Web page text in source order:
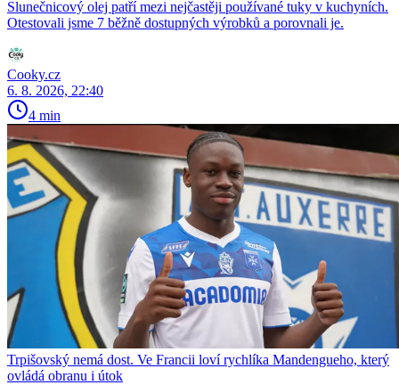
Slunečnicový olej patří mezi nejčastěji používané tuky v kuchyních.
Otestovali jsme 7 běžně dostupných výrobků a porovnali je.
Cooky.cz
6. 8. 2026, 22:40
4 min
Trpišovský nemá dost. Ve Francii loví rychlíka Mandengueho, který
ovládá obranu i útok